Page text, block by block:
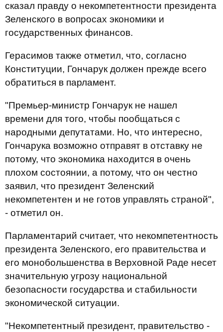
сказал правду о некомпетентности президента
Зеленского в вопросах экономики и
государственных финансов.
Герасимов также отметил, что, согласно
Конституции, Гончарук должен прежде всего
обратиться в парламент.
"Премьер-министр Гончарук не нашел
времени для того, чтобы пообщаться с
народными депутатами. Но, что интересно,
Гончарука возможно отправят в отставку не
потому, что экономика находится в очень
плохом состоянии, а потому, что он честно
заявил, что президент Зеленский
некомпетентен и не готов управлять страной",
- отметил он.
Парламентарий считает, что некомпетентность
президента Зеленского, его правительства и
его монобольшенства в Верховной Раде несет
значительную угрозу национальной
безопасности государства и стабильности
экономической ситуации.
"Некомпетентный президент, правительство -